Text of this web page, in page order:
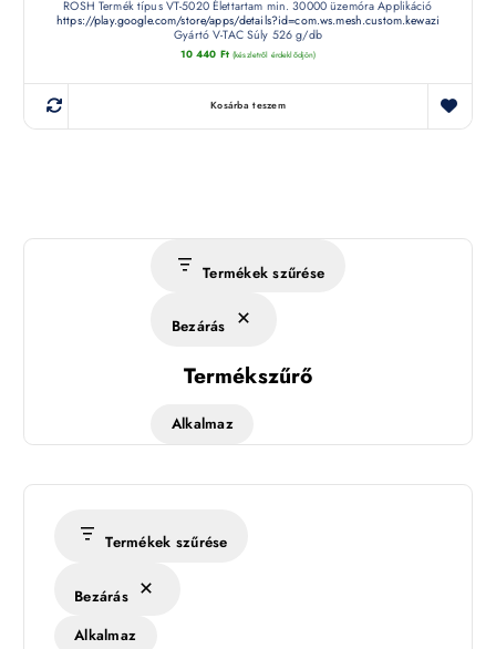
ROSH Termék típus VT-5020 Élettartam min. 30000 üzemóra Applikáció
https://play.google.com/store/apps/details?id=com.ws.mesh.custom.kewazi
Gyártó V-TAC Súly 526 g/db
10 440 Ft (készletről érdeklődjön)
Kosárba teszem
Termékek szűrése
Bezárás
Termékszűrő
Alkalmaz
Termékek szűrése
Bezárás
Alkalmaz